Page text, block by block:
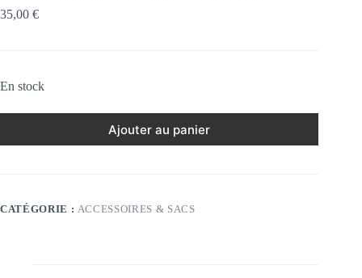
35,00 €
En stock
Ajouter au panier
CATÉGORIE : ACCESSOIRES & SACS